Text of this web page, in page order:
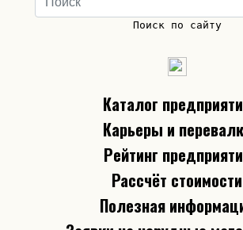
Поиск по сайту
Каталог
Карьеры и
Рейтинг
Рассчёт стоимости
Полезная